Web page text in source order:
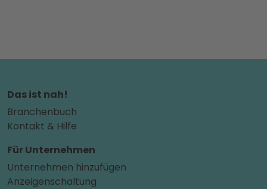
Das ist nah!
Branchenbuch
Kontakt & Hilfe
Für Unternehmen
Unternehmen hinzufügen
Anzeigenschaltung